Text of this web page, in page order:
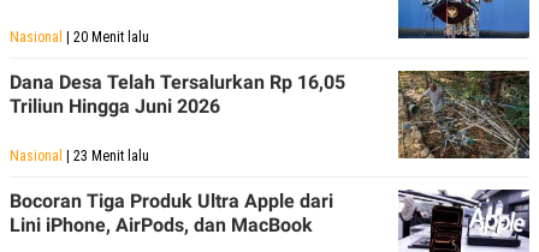
Nasional | 20 Menit lalu
Dana Desa Telah Tersalurkan Rp 16,05
Triliun Hingga Juni 2026
Nasional | 23 Menit lalu
Bocoran Tiga Produk Ultra Apple dari
Lini iPhone, AirPods, dan MacBook